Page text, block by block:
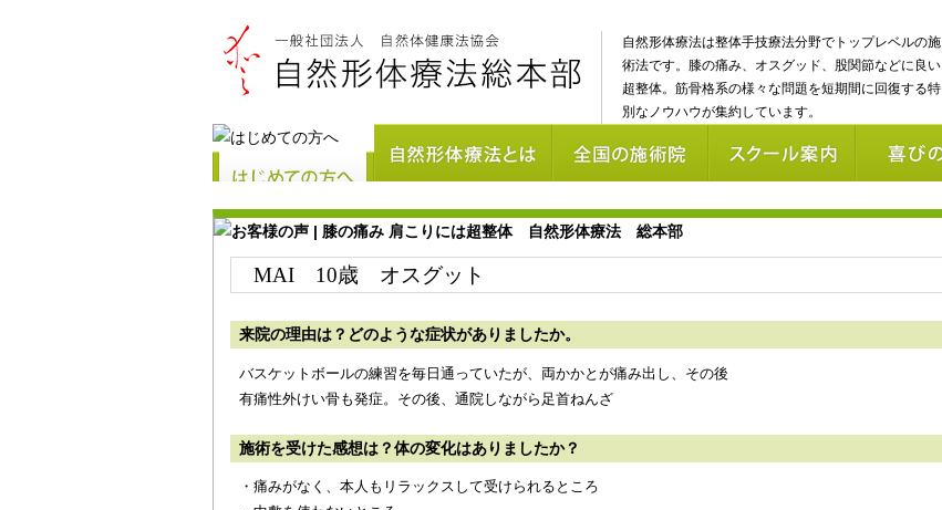
自然形体療法は整体手技療法分野でトップレベルの施
術法です。膝の痛み、オスグッド、股関節などに良い
超整体。筋骨格系の様々な問題を短期間に回復する特
別なノウハウが集約しています。
MAI 10歳 オスグット
来院の理由は？どのような症状がありましたか。
バスケットボールの練習を毎日通っていたが、両かかとが痛み出し、その後
有痛性外けい骨も発症。その後、通院しながら足首ねんざ
施術を受けた感想は？体の変化はありましたか？
・痛みがなく、本人もリラックスして受けられるところ